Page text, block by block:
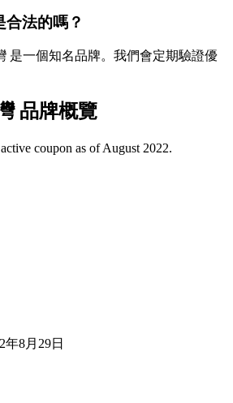
法的嗎？
是一個知名品牌。我們會定期驗證優
品牌概覽
coupon as of August 2022.
年8月29日